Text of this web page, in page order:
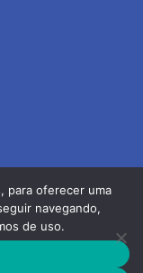
para oferecer uma
navegando,
de uso.